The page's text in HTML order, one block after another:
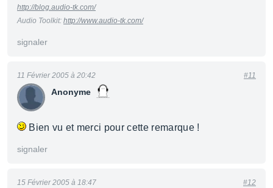
http://blog.audio-tk.com/
Audio Toolkit: http://www.audio-tk.com/
signaler
Anonyme
11 Février 2005 à 20:42 #11
Bien vu et merci pour cette remarque !
signaler
15 Février 2005 à 18:47 #12